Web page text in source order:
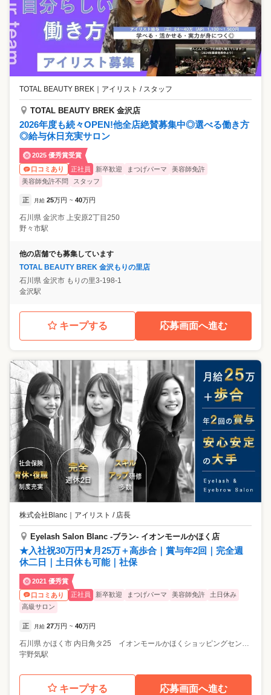
TOTAL BEAUTY BREK アイリスト / スタッフ
TOTAL BEAUTY BREK 金沢店
2026年度も続々OPEN!他全店絶賛募集中◎選べる働き方
◎給与休日充実サロン
2025 優秀賞受賞
口コミあり
正社員 新卒歓迎 まつげパーマ
美容師免許
美容師免許不問
スタッフ
正 月給 25万円 ~ 40万円
石川県 金沢市 上安原2丁目250
野々市駅
他の店舗でも募集しています
TOTAL BEAUTY BREK 金沢もりの里店
石川県 金沢市 もりの里3-198-1
金沢駅
キープする 応募画面へ進む
株式会社Blanc ｜ アイリスト / 店長
Eyelash Salon Blanc -ブラン- イオンモールかほく店
★入社祝30万円★月25万＋高歩合｜賞与年2回｜完全週
休二日｜土日休も可能｜社保
2021 優秀賞
口コミあり
正社員 新卒歓迎 まつげパーマ 美容師免許
土日休み
高級サロン
正 月給 27万円 ~ 40万円
石川県 かほく市 内日角タ25 イオンモールかほくショッピングセンター1F
宇野気駅
キープする 応募画面へ進む